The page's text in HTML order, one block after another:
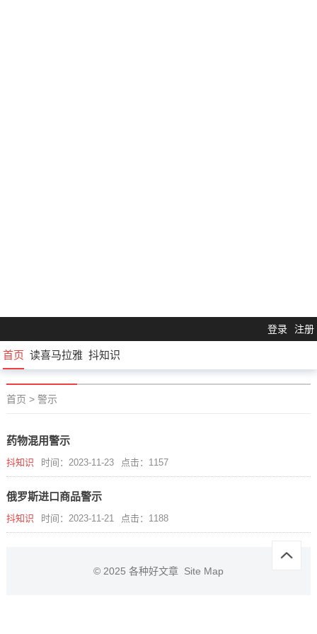
登录 注册
首页 读喜马拉雅 抖知识
首页 > 警示
药物混用警示
抖知识 时间：2023-11-23 点击：1157
俄罗斯进口商品警示
抖知识 时间：2023-11-21 点击：1188
© 2025 各种好文章 Site Map